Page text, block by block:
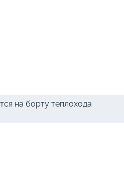
на борту теплохода